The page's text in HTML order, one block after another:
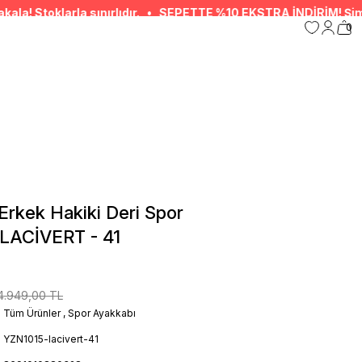
• SEPETTE %10 EKSTRA İNDİRİM! Şimdi
0
Hakiki Deri Spor
- 41
TL
Tüm Ürünler , Spor Ayakkabı
YZN1015-lacivert-41